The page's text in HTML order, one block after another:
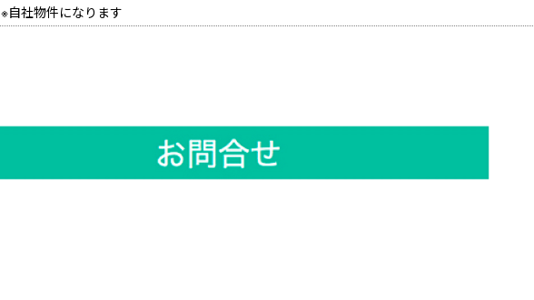
※自社物件になります